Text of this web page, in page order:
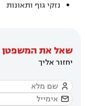
נזקי גוף ותאונות
שאל את המשפטן
יחזור אליך

